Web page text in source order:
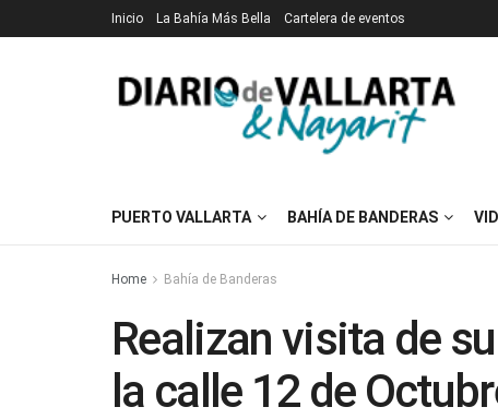
Inicio La Bahía Más Bella Cartelera de eventos
PUERTO VALLARTA BAHÍA DE BANDERAS
Home Bahía de Banderas
Realizan visita de
la calle 12 de